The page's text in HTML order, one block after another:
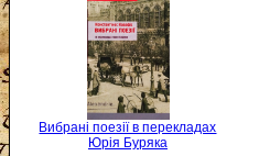
Вибрані поезії в перекладах
Юрія Буряка